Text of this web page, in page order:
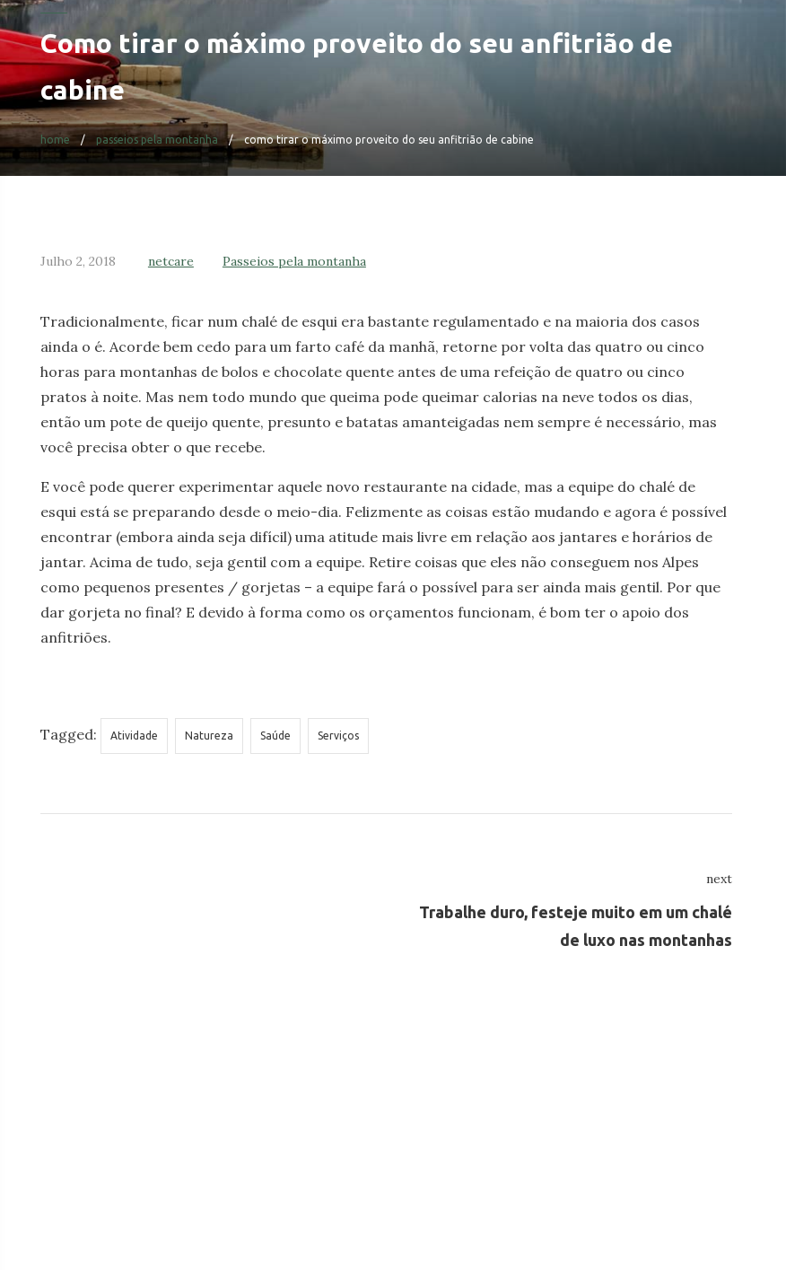
Como tirar o máximo proveito do seu anfitrião de
cabine
home passeios pela montanha como tirar o máximo proveito do seu anfitrião de cabine
Julho 2, 2018 netcare Passeios pela montanha
Tradicionalmente, ficar num chalé de esqui era bastante regulamentado e na maioria dos casos
ainda o é. Acorde bem cedo para um farto café da manhã, retorne por volta das quatro ou cinco
horas para montanhas de bolos e chocolate quente antes de uma refeição de quatro ou cinco
pratos à noite. Mas nem todo mundo que queima pode queimar calorias na neve todos os dias,
então um pote de queijo quente, presunto e batatas amanteigadas nem sempre é necessário, mas
você precisa obter o que recebe.
E você pode querer experimentar aquele novo restaurante na cidade, mas a equipe do chalé de
esqui está se preparando desde o meio-dia. Felizmente as coisas estão mudando e agora é possível
encontrar (embora ainda seja difícil) uma atitude mais livre em relação aos jantares e horários de
jantar. Acima de tudo, seja gentil com a equipe. Retire coisas que eles não conseguem nos Alpes
como pequenos presentes / gorjetas – a equipe fará o possível para ser ainda mais gentil. Por que
dar gorjeta no final? E devido à forma como os orçamentos funcionam, é bom ter o apoio dos
anfitriões.
Tagged: Atividade Natureza Saúde Serviços
next
Trabalhe duro, festeje muito em um chalé
de luxo nas montanhas